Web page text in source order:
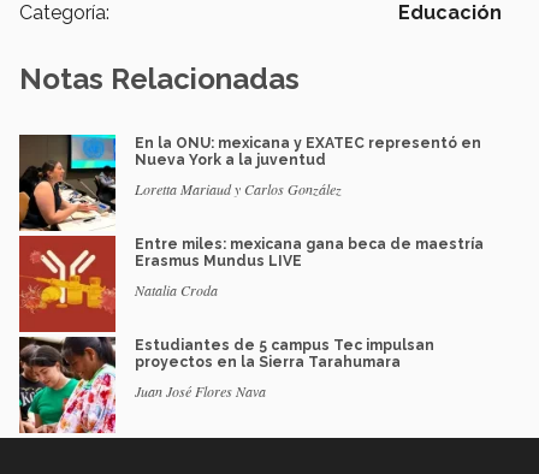
Categoría: Educación
Notas Relacionadas
En la ONU: mexicana y EXATEC representó en
Nueva York a la juventud
Loretta Mariaud y Carlos González
Entre miles: mexicana gana beca de maestría
Erasmus Mundus LIVE
Natalia Croda
Estudiantes de 5 campus Tec impulsan
proyectos en la Sierra Tarahumara
Juan José Flores Nava